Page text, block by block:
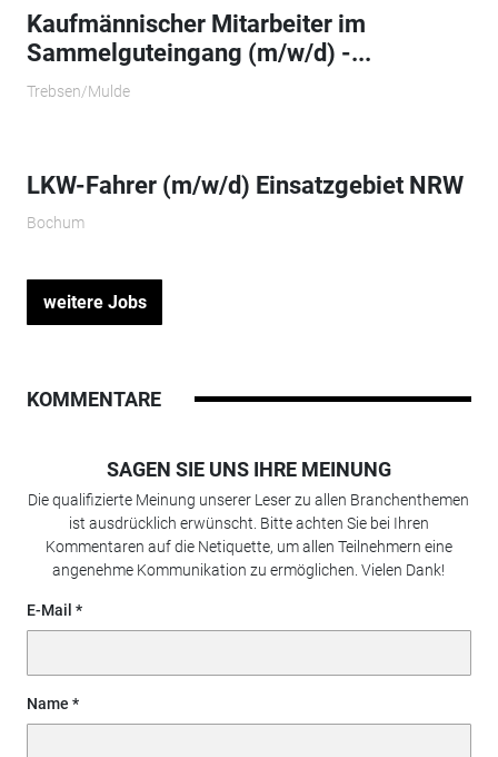
Kaufmännischer Mitarbeiter im
Sammelguteingang (m/w/d) -...
Trebsen/Mulde
LKW-Fahrer (m/w/d) Einsatzgebiet NRW
Bochum
weitere Jobs
KOMMENTARE
SAGEN SIE UNS IHRE MEINUNG
Die qualifizierte Meinung unserer Leser zu allen Branchenthemen
ist ausdrücklich erwünscht. Bitte achten Sie bei Ihren
Kommentaren auf die Netiquette, um allen Teilnehmern eine
angenehme Kommunikation zu ermöglichen. Vielen Dank!
E-Mail
Name